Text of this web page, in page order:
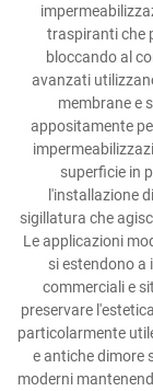
traspiranti che
bloccando al
avanzati
membrane e
appositamente
superficie in
l'installazione
sigillatura che
Le applicazioni
si estendono a
commerciali e
preservare
particolarmente
e antiche dimore
moderni